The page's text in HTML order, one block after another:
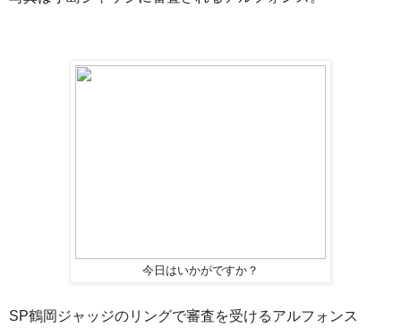
今日はいかがですか？
SP鶴岡ジャッジのリングで審査を受けるアルフォンス